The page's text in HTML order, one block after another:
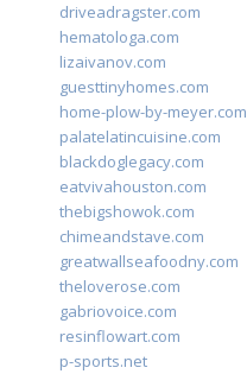
driveadragster.com
hematologa.com
lizaivanov.com
guesttinyhomes.com
home-plow-by-meyer.com
palatelatincuisine.com
blackdoglegacy.com
eatvivahouston.com
thebigshowok.com
chimeandstave.com
greatwallseafoodny.com
theloverose.com
gabriovoice.com
resinflowart.com
p-sports.net